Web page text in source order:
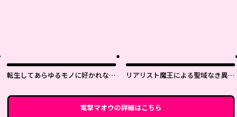
転生してあらゆるモノに好かれなが
く
リアリスト魔王による聖域なき異世
電撃マオウの詳細はこちら